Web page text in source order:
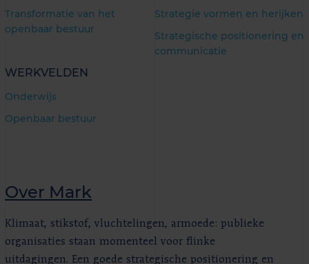
Over Mark
Klimaat, stikstof, vluchtelingen, armoede: publieke
organisaties staan momenteel voor flinke
uitdagingen. Een goede strategische positionering en
Transformatie van het
openbaar bestuur
WERKVELDEN
Onderwijs
Openbaar bestuur
Strategie vormen en herijken
Strategische positionering en
communicatie